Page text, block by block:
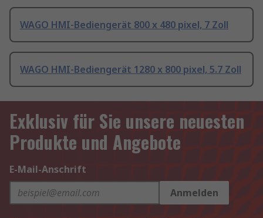
WAGO HMI-Bediengerät 800 x 480 pixel, 7 Zoll
WAGO HMI-Bediengerät 1280 x 800 pixel, 5.7 Zoll
Exklusiv für Sie unsere neuesten
Produkte und Angebote
E-Mail-Anschrift
Anmelden